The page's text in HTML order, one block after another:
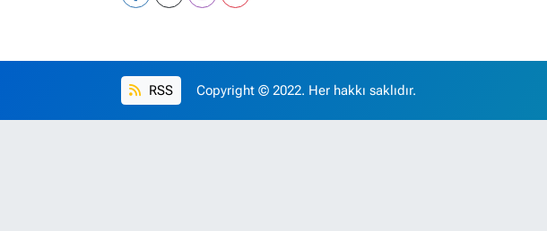
RSS Copyright © 2022. Her hakkı saklıdır.